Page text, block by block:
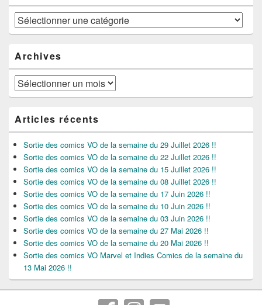
Catégories
Archives
Archives
Articles récents
Sortie des comics VO de la semaine du 29 Juillet 2026 !!
Sortie des comics VO de la semaine du 22 Juillet 2026 !!
Sortie des comics VO de la semaine du 15 Juillet 2026 !!
Sortie des comics VO de la semaine du 08 Juillet 2026 !!
Sortie des comics VO de la semaine du 17 Juin 2026 !!
Sortie des comics VO de la semaine du 10 Juin 2026 !!
Sortie des comics VO de la semaine du 03 Juin 2026 !!
Sortie des comics VO de la semaine du 27 Mai 2026 !!
Sortie des comics VO de la semaine du 20 Mai 2026 !!
Sortie des comics VO Marvel et Indies Comics de la semaine du
13 Mai 2026 !!